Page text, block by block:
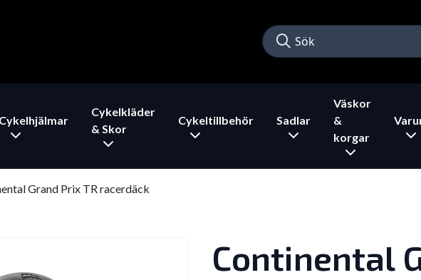
Cykelhjälmar
Cykelkläder
& Skor
Cykeltillbehör Sadlar
Väskor
&
korgar
Grand Prix TR racerdäck
Continental